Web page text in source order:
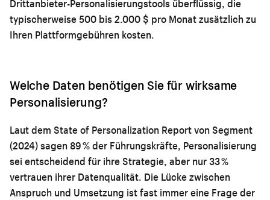
Drittanbieter-Personalisierungstools überflüssig, die
typischerweise 500 bis 2.000 $ pro Monat zusätzlich zu
Ihren Plattformgebühren kosten.
Welche Daten benötigen Sie für wirksame
Personalisierung?
Laut dem State of Personalization Report von Segment
(2024) sagen 89 % der Führungskräfte, Personalisierung
sei entscheidend für ihre Strategie, aber nur 33 %
vertrauen ihrer Datenqualität. Die Lücke zwischen
Anspruch und Umsetzung ist fast immer eine Frage der